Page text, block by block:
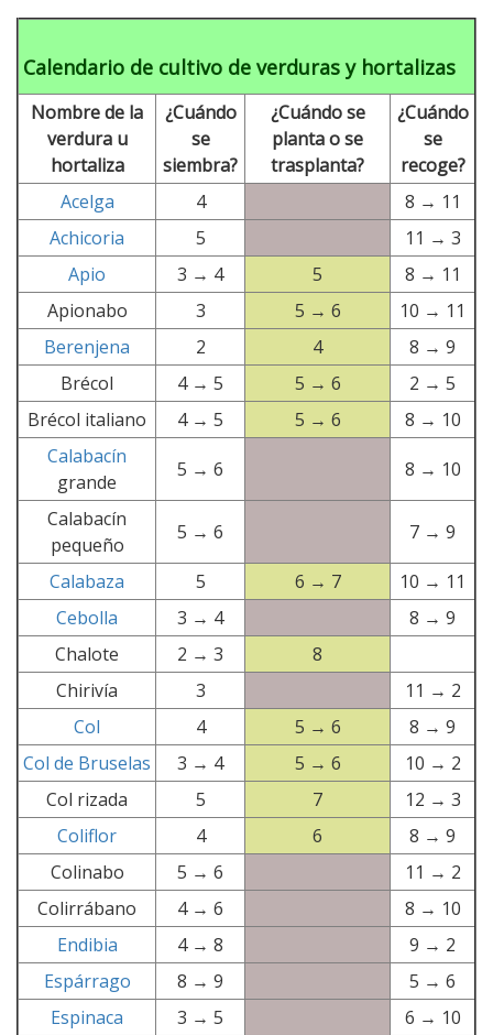
Calendario de cultivo de verduras y hortalizas
Nombre de la
verdura u
hortaliza
¿Cuándo
se
siembra?
¿Cuándo se
planta o se
trasplanta?
¿Cuándo
se
recoge?
Acelga
4
8 → 11
Achicoria
5
11 → 3
Apio
3 → 4 5
8 → 11
Apionabo
3 5 → 6
10 → 11
Berenjena
2 4
8 → 9
Brécol
4 → 5 5 → 6
2 → 5
Brécol italiano
4 → 5 5 → 6
8 → 10
Calabacín
grande
5 → 6 8 → 10
Calabacín
pequeño
5 → 6 7 → 9
Calabaza 5 6 → 7
10 → 11
Cebolla
3 → 4
8 → 9
Chalote
2 → 3
8
Chirivía
3
11 → 2
Col
4 5 → 6
8 → 9
Col de Bruselas
3 → 4 5 → 6
10 → 2
Col rizada
5 7
12 → 3
Coliflor
4 6
8 → 9
Colinabo
5 → 6
11 → 2
Colirrábano
4 → 6
8 → 10
Endibia
4 → 8
9 → 2
Espárrago
8 → 9
5 → 6
Espinaca
3 → 5
6 → 10